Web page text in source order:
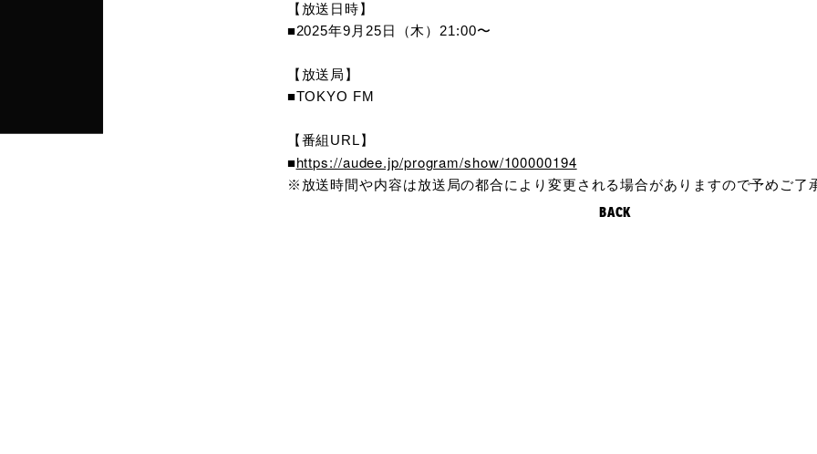
【放送日時】
■2025年9月25日（木）21:00〜
【放送局】
■TOKYO FM
【番組URL】
■https://audee.jp/program/show/100000194
※放送時間や内容は放送局の都合により変更される場合がありますので予めご了
BACK